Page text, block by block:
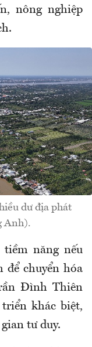
nông nghiệp
dư địa phát
Anh).
năng nếu
để chuyển hóa
Đình Thiên
khác biệt,
tư duy.